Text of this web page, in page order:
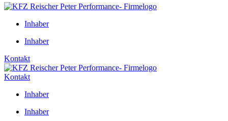
Inhaber
Inhaber
Kontakt
Kontakt
Inhaber
Inhaber